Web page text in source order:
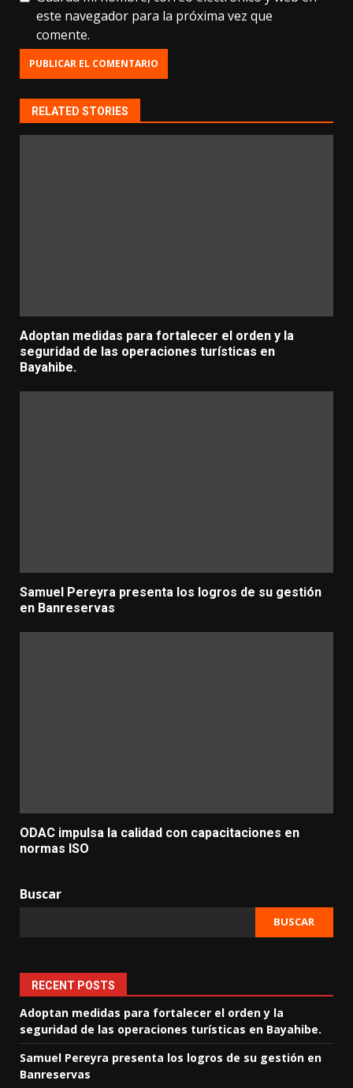
este navegador para la próxima vez que
comente.
RELATED STORIES
Adoptan medidas para fortalecer el orden y la
seguridad de las operaciones turísticas en
Bayahibe.
Samuel Pereyra presenta los logros de su gestión
en Banreservas
ODAC impulsa la calidad con capacitaciones en
normas ISO
Buscar
BUSCAR
RECENT POSTS
Adoptan medidas para fortalecer el orden y la
seguridad de las operaciones turísticas en Bayahibe.
Samuel Pereyra presenta los logros de su gestión en
Banreservas